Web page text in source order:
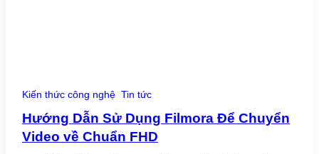
Kiến thức công nghệ Tin tức
Hướng Dẫn Sử Dụng Filmora Để Chuyển
Video về Chuẩn FHD